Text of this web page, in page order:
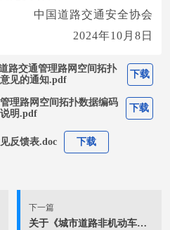
道路交通安全协会
2024年10月8日
路交通管理路网空间拓扑
见的通知.pdf
下载
理路网空间拓扑数据编码
明.pdf
下载
反馈表.doc 下载
下一篇
关于《城市道路非机动车通行安全评价指南》团体标准征求意见的通知